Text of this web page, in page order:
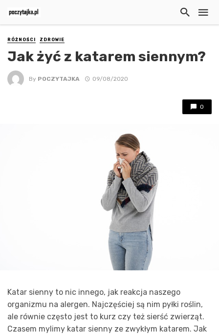
RÓŻNOŚCI ZDROWIE
Jak żyć z katarem siennym?
By POCZYTAJKA 09/08/2020
0
Katar sienny to nic innego, jak reakcja naszego
organizmu na alergen. Najczęściej są nim pyłki roślin,
ale równie często jest to kurz czy też sierść zwierząt.
Czasem mylimy katar sienny ze zwykłym katarem. Jak